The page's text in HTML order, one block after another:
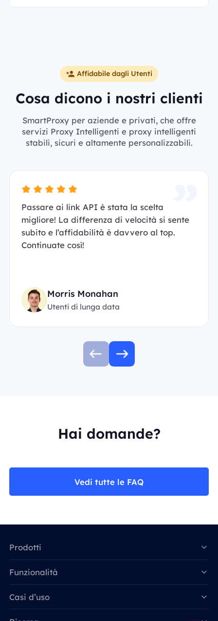
Affidabile dagli Utenti
Cosa dicono i nostri clienti
SmartProxy per aziende e privati, che offre
servizi Proxy Intelligenti e proxy intelligenti
stabili, sicuri e altamente personalizzabili.
Passare ai link API è stata la scelta
migliore! La differenza di velocità si sente
subito e l’affidabilità è davvero al top.
Continuate così!
Morris Monahan
Utenti di lunga data
Hai domande?
Vedi tutte le FAQ
Prodotti
Funzionalità
Casi d’uso